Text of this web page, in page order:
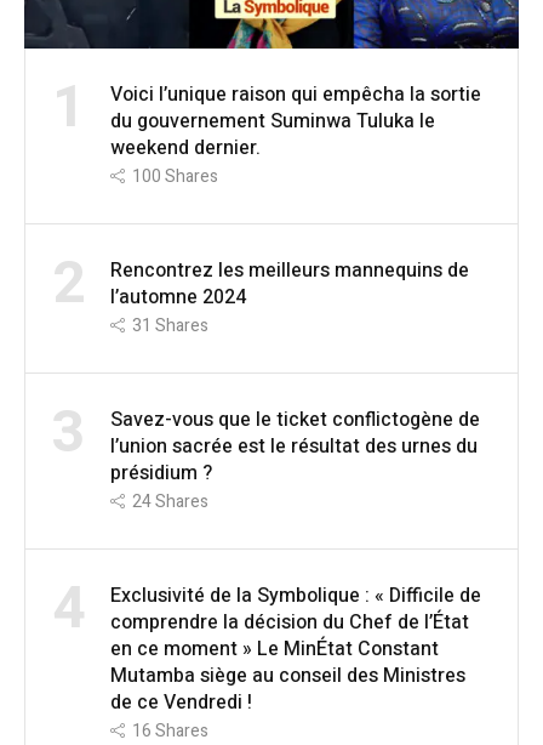
1
Voici l’unique raison qui empêcha la sortie
du gouvernement Suminwa Tuluka le
weekend dernier.
100Shares
2
Rencontrez les meilleurs mannequins de
l’automne 2024
31 Shares
3
Savez-vous que le ticket conflictogène de
l’union sacrée est le résultat des urnes du
présidium ?
24Shares
4
Exclusivité de la Symbolique : « Difficile de
comprendre la décision du Chef de l’État
en ce moment » Le MinÉtat Constant
Mutamba siège au conseil des Ministres
de ce Vendredi !
16Shares